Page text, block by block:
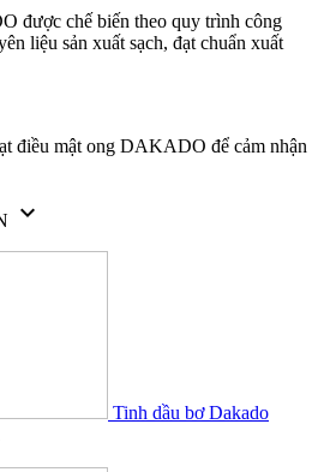
được chế biến theo quy trình công
liệu sản xuất sạch, đạt chuẩn xuất
điều mật ong DAKADO để cảm nhận

Tinh dầu bơ Dakado